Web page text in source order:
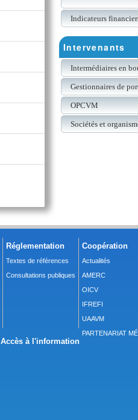
Indicateurs
Intervenants
Intermédiaires en
Gestionnaires de
OPCVM
Sociétés et
Réglementation
Textes de références
Consultations publiques
Coopération
Actualités
AMERC
OICV
IFREFI
UAAVM
PARTENARIAT
Accès à l'information